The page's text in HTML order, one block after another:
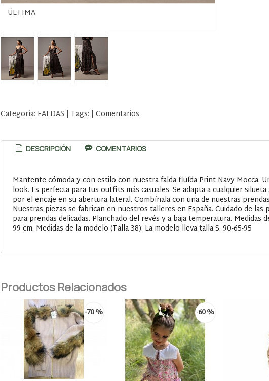
ÚLTIMA
Categoría: FALDAS | Tags: | Comentarios
DESCRIPCIÓN COMENTARIOS
Mantente cómoda y con estilo con nuestra falda fluída Print Navy Mocca.
look. Es perfecta para tus outfits más casuales. Se adapta a cualquier
por el encaje en su abertura lateral. Combínala con una de nuestras
Nuestras piezas se fabrican en nuestros talleres en España. Cuidado de
para prendas delicadas. Planchado del revés y a baja temperatura. Medidas
99 cm. Medidas de la modelo (Talla 38): La modelo lleva talla S. 90-65-95
Productos Relacionados
-70 % -60 %